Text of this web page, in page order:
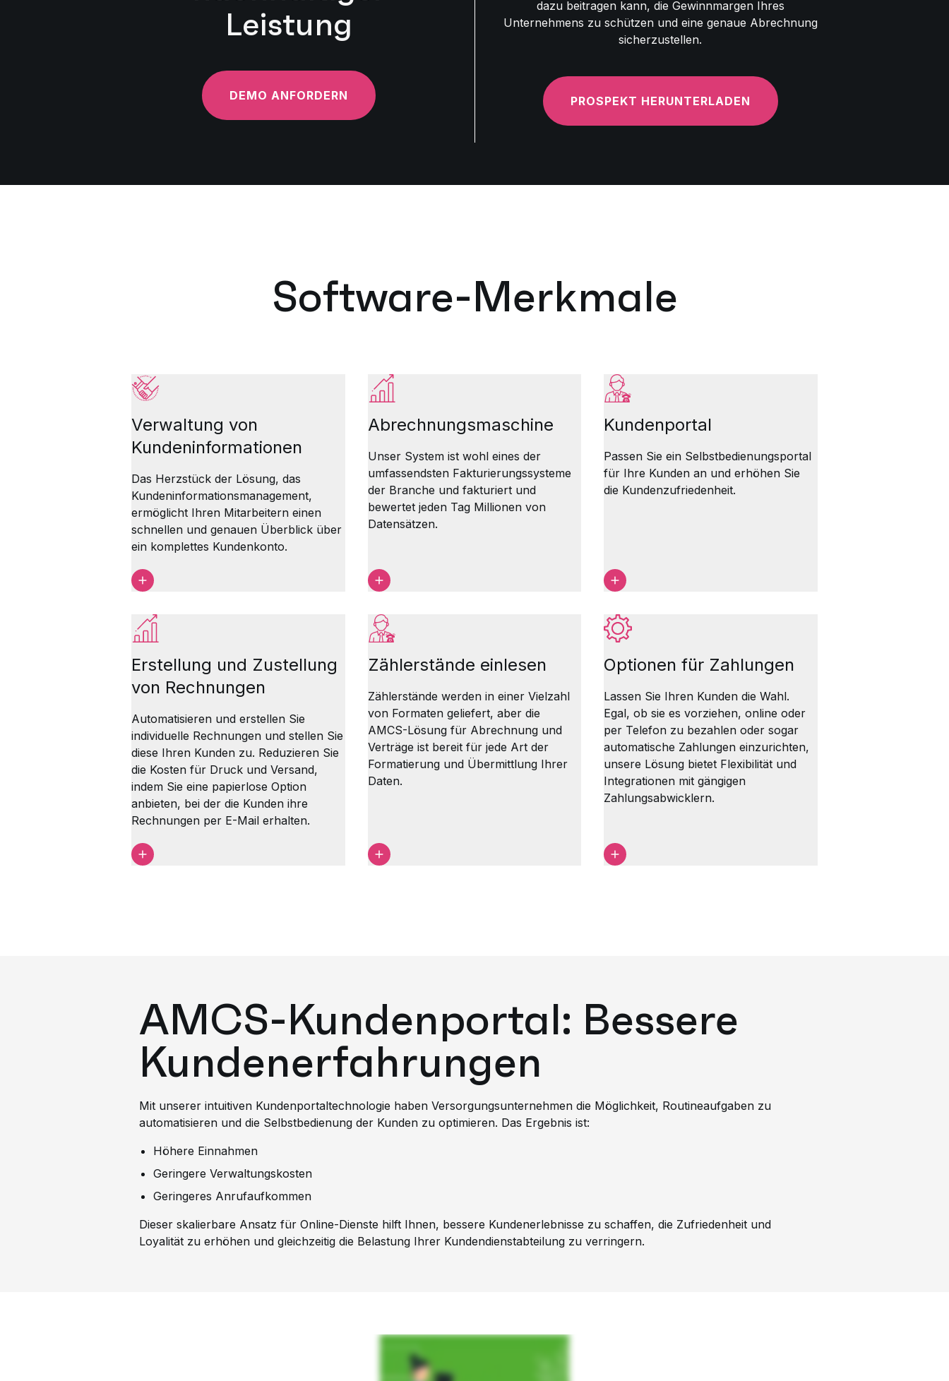
Leistung
DEMO ANFORDERN
dazu beitragen kann, die Gewinnmargen Ihres
Unternehmens zu schützen und eine genaue Abrechnung
sicherzustellen.
PROSPEKT HERUNTERLADEN
Software-Merkmale
Verwaltung von
Kundeninformationen
Das Herzstück der Lösung, das
Kundeninformationsmanagement,
ermöglicht Ihren Mitarbeitern einen
schnellen und genauen Überblick über
ein komplettes Kundenkonto.
Abrechnungsmaschine
Unser System ist wohl eines der
umfassendsten Fakturierungssysteme
der Branche und fakturiert und
bewertet jeden Tag Millionen von
Datensätzen.
Kundenportal
Passen Sie ein Selbstbedienungsportal
für Ihre Kunden an und erhöhen Sie
die Kundenzufriedenheit.
Erstellung und Zustellung
von Rechnungen
Automatisieren und erstellen Sie
individuelle Rechnungen und stellen Sie
diese Ihren Kunden zu. Reduzieren Sie
die Kosten für Druck und Versand,
indem Sie eine papierlose Option
anbieten, bei der die Kunden ihre
Rechnungen per E-Mail erhalten.
Zählerstände einlesen
Zählerstände werden in einer Vielzahl
von Formaten geliefert, aber die
AMCS-Lösung für Abrechnung und
Verträge ist bereit für jede Art der
Formatierung und Übermittlung Ihrer
Daten.
Optionen für Zahlungen
Lassen Sie Ihren Kunden die Wahl.
Egal, ob sie es vorziehen, online oder
per Telefon zu bezahlen oder sogar
automatische Zahlungen einzurichten,
unsere Lösung bietet Flexibilität und
Integrationen mit gängigen
Zahlungsabwicklern.
AMCS-Kundenportal: Bessere
Kundenerfahrungen
Mit unserer intuitiven Kundenportaltechnologie haben Versorgungsunternehmen die Möglichkeit, Routineaufgaben zu
automatisieren und die Selbstbedienung der Kunden zu optimieren. Das Ergebnis ist:
Höhere Einnahmen
Geringere Verwaltungskosten
Geringeres Anrufaufkommen
Dieser skalierbare Ansatz für Online-Dienste hilft Ihnen, bessere Kundenerlebnisse zu schaffen, die Zufriedenheit und
Loyalität zu erhöhen und gleichzeitig die Belastung Ihrer Kundendienstabteilung zu verringern.